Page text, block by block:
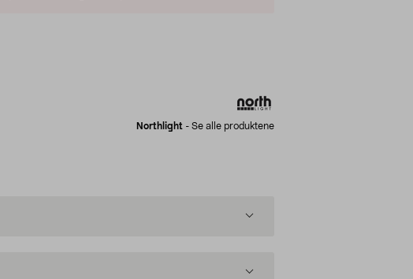
Northlight - Se alle produktene